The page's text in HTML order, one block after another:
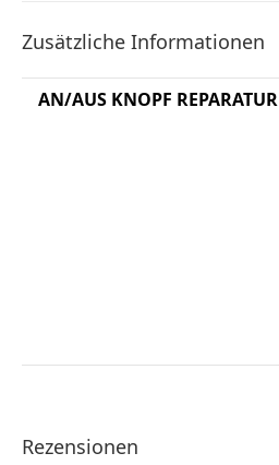
Zusätzliche Informationen
AN/AUS KNOPF REPARATUR
Rezensionen